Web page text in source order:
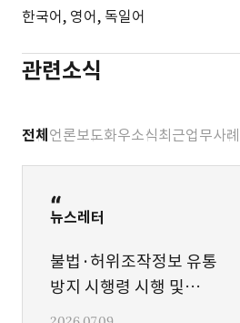
한국어, 영어, 독일어
관련소식
전체 언론보도화우소식최근업무사례
뉴스레터
불법·허위조작정보 유통
방지 시행령 시행 및
가이드라인 발간